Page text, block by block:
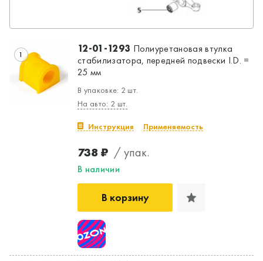
1 12-01-1293 Полиуретановая втулка
стабилизатора, передней подвески I.D. =
25 мм
В упаковке: 2 шт.
На авто: 2 шт.
Инструкция Применяемость
738 ₽ / упак.
В наличии
В корзину